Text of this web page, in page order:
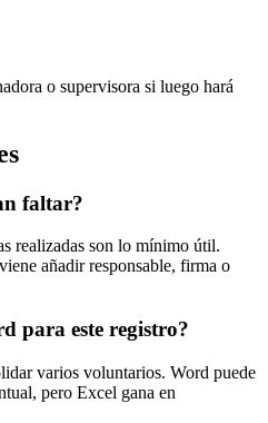
o supervisora si luego hará
faltar?
realizadas son lo mínimo útil.
añadir responsable, firma o
para este registro?
varios voluntarios. Word puede
pero Excel gana en